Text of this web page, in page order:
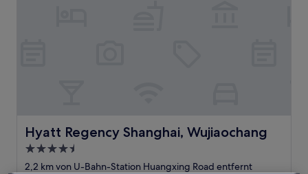
Hyatt Regency Shanghai, Wujiaochang
Hyatt Regency Shanghai, Wujiaochang
4.5-
Sterne-
2,2 km von U-Bahn-Station Huangxing Road entfernt